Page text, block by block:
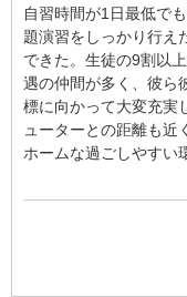
自習時間が1日最低で
題演習をしっかり行え
できた。生徒の9割以
遇の仲間が多く、彼ら
標に向かって大変充実
ューターとの距離も近
ホームな過ごしやすい